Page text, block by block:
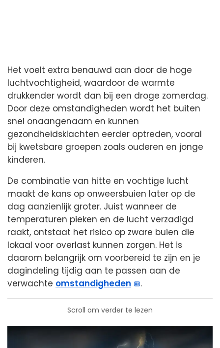
Het voelt extra benauwd aan door de hoge
luchtvochtigheid, waardoor de warmte
drukkender wordt dan bij een droge zomerdag.
Door deze omstandigheden wordt het buiten
snel onaangenaam en kunnen
gezondheidsklachten eerder optreden, vooral
bij kwetsbare groepen zoals ouderen en jonge
kinderen.
De combinatie van hitte en vochtige lucht
maakt de kans op onweersbuien later op de
dag aanzienlijk groter. Juist wanneer de
temperaturen pieken en de lucht verzadigd
raakt, ontstaat het risico op zware buien die
lokaal voor overlast kunnen zorgen. Het is
daarom belangrijk om voorbereid te zijn en je
dagindeling tijdig aan te passen aan de
verwachte omstandigheden .
Scroll om verder te lezen